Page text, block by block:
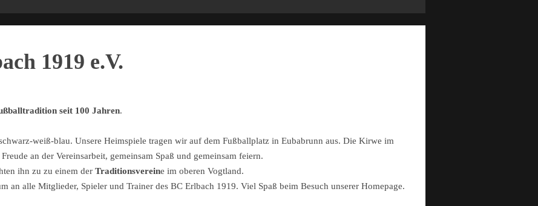
1919 e.V.
seit 100 Jahren.
weiß-blau. Unsere Heimspiele tragen wir auf dem Fußballplatz in Eubabrunn aus. Die Kirwe im
an der Vereinsarbeit, gemeinsam Spaß und gemeinsam feiern.
ihn zu zu einem der Traditionsvereine im oberen Vogtland.
an alle Mitglieder, Spieler und Trainer des BC Erlbach 1919. Viel Spaß beim Besuch unserer Homepage.